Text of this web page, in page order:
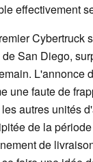
effectivement
Cybertruck
de San Diego,
L'annonce
une faute de
autres unités
de la
de